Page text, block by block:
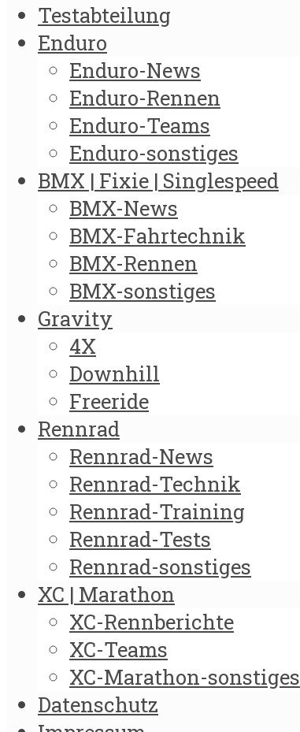
Testabteilung
Enduro
Enduro-News
Enduro-Rennen
Enduro-Teams
Enduro-sonstiges
BMX | Fixie | Singlespeed
BMX-News
BMX-Fahrtechnik
BMX-Rennen
BMX-sonstiges
Gravity
4X
Downhill
Freeride
Rennrad
Rennrad-News
Rennrad-Technik
Rennrad-Training
Rennrad-Tests
Rennrad-sonstiges
XC | Marathon
XC-Rennberichte
XC-Teams
XC-Marathon-sonstiges
Datenschutz